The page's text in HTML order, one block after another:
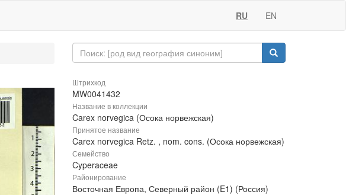
RU EN
Штрихкод
MW0041432
Название в коллекции
Carex norvegica (Осока норвежская)
Принятое название
Carex norvegica Retz. , nom. cons. (Осока норвежская)
Семейство
Cyperaceae
Районирование
Восточная Европа, Северный район (E1) (Россия)